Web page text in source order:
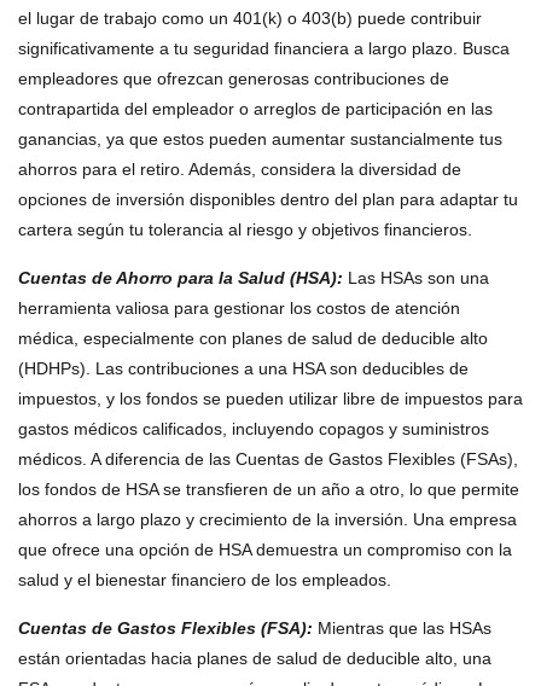
el lugar de trabajo como un 401(k) o 403(b) puede contribuir
significativamente a tu seguridad financiera a largo plazo. Busca
empleadores que ofrezcan generosas contribuciones de
contrapartida del empleador o arreglos de participación en las
ganancias, ya que estos pueden aumentar sustancialmente tus
ahorros para el retiro. Además, considera la diversidad de
opciones de inversión disponibles dentro del plan para adaptar tu
cartera según tu tolerancia al riesgo y objetivos financieros.
Cuentas de Ahorro para la Salud (HSA): Las HSAs son una
herramienta valiosa para gestionar los costos de atención
médica, especialmente con planes de salud de deducible alto
(HDHPs). Las contribuciones a una HSA son deducibles de
impuestos, y los fondos se pueden utilizar libre de impuestos para
gastos médicos calificados, incluyendo copagos y suministros
médicos. A diferencia de las Cuentas de Gastos Flexibles (FSAs),
los fondos de HSA se transfieren de un año a otro, lo que permite
ahorros a largo plazo y crecimiento de la inversión. Una empresa
que ofrece una opción de HSA demuestra un compromiso con la
salud y el bienestar financiero de los empleados.
Cuentas de Gastos Flexibles (FSA): Mientras que las HSAs
están orientadas hacia planes de salud de deducible alto, una